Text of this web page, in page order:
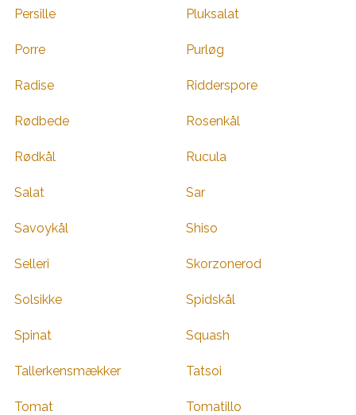
Persille Pluksalat
Porre Purløg
Radise Ridderspore
Rødbede Rosenkål
Rødkål Rucula
Salat Sar
Savoykål Shiso
Selleri Skorzonerod
Solsikke Spidskål
Spinat Squash
Tallerkensmækker Tatsoi
Tomat Tomatillo